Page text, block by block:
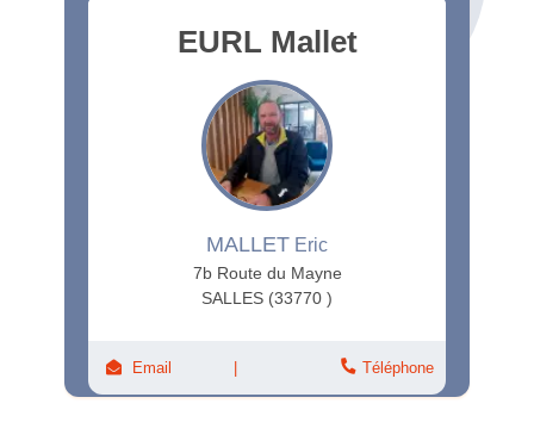
EURL Mallet
MALLET Eric
7b Route du Mayne
SALLES (33770 )
Email Téléphone